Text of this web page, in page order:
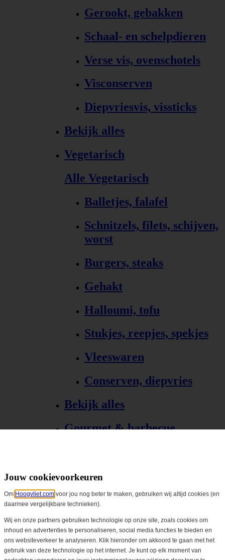
Gerookt, gebakken
Schaal- en schelpdieren
Verse vis, ovenschotels
Visconserven
Diepvriesvis, vissticks
Bekijk alles
Vegetarisch
Alle Vegetarisch
Balletjes, falafel
Schnitzels, filets, schijven,
worst
Burgers, steaks
Gehakt
Halloumi, tofu
Stukjes, reepjes, spekjes
Vleeswaren
Conserven, diepvries
Bekijk alles
Gourmet & barbecue
Gourmet, fondue
Barbecue, grill
Bekijk alles
Biologisch
Jouw cookievoorkeuren
Om Hoogvliet.com voor jou nog beter te maken, gebruiken wij altijd cookies (en
daarmee vergelijkbare technieken).
Wij en onze partners gebruiken technologie op onze site, zoals cookies om
inhoud en advertenties te personaliseren, social media functies te bieden en
ons websiteverkeer te analyseren. Klik hieronder om akkoord te gaan met het
gebruik van deze technologie op het internet. Je kunt op elk moment van